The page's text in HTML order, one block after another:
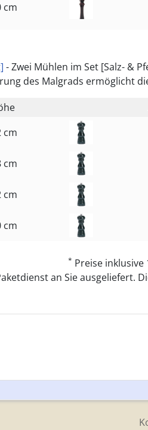
cm
- Zwei Mühlen im Set [Salz- &
des Malgrads ermöglicht
cm
cm
cm
cm
* Preise inklusive
an Sie ausgeliefert.